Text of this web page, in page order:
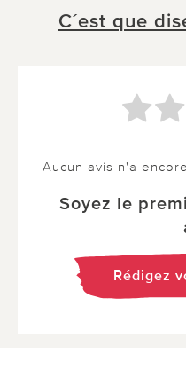
C´est que
Aucun avis n'a
Soyez le
Rédigez